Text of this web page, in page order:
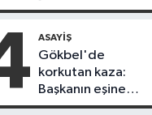
döndü
ASAYIŞ
Gökbel'de
korkutan kaza:
Başkanın eşine
motosiklet çarptı